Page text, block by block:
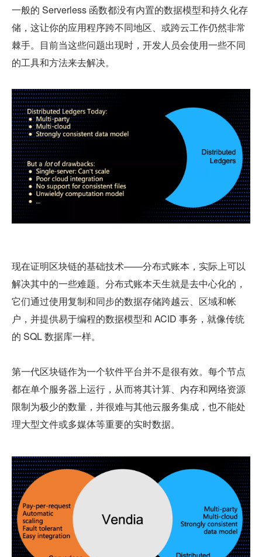
一般的 Serverless 函数都没有内置的数据模型和持久化存
储，这让你的应用程序跨不同地区、或跨云工作仍然非常
棘手。目前当这些问题出现时，开发人员会使用一些不同
的工具和方法来去解决。
现在证明区块链的基础技术——分布式账本，实际上可以
解决其中的一些难题。分布式账本天生就是去中心化的，
它们通过使用复制和同步的数据存储跨越云、区域和帐
户，并提供易于编程的数据模型和 ACID 事务，就像传统
的 SQL 数据库一样。
第一代区块链作为一个软件平台并不是很有效。每个节点
都在单个服务器上运行，从而将其计算、内存和网络资源
限制为极少的数量，并很难与其他云服务集成，也不能处
理大型文件或多媒体等重要的实时数据。